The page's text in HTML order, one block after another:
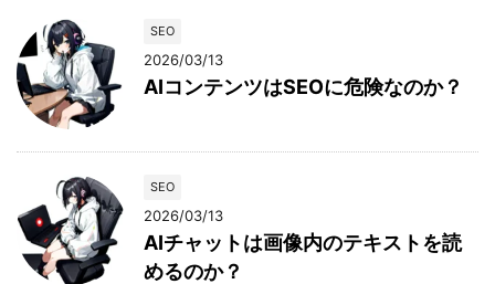
SEO
2026/03/13
AIコンテンツはSEOに危険なのか？
SEO
2026/03/13
AIチャットは画像内のテキストを読
めるのか？